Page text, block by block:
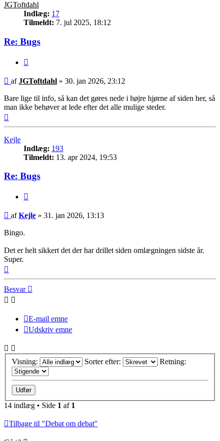
JGToftdahl
Indlæg: 17
Tilmeldt: 7. jul 2025, 18:12
Re: Bugs
Indlæg
afJGToftdahl » 30. jan 2026, 23:12
Bare lige til info, så kan det gøres nede i højre hjørne af siden her, så
man ikke behøver at lede efter det alle mulige steder.
Kejle
Indlæg: 193
Tilmeldt: 13. apr 2024, 19:53
Re: Bugs
Indlæg
afKejle » 31. jan 2026, 13:13
Bingo.
Det er helt sikkert det der har drillet siden omlægningen sidste år.
Super.
Besvar
E-mail emne
Udskriv emne
Visning: Sorter efter: Retning:
14 indlæg • Side 1 af 1
Tilbage til "Debat om debat"